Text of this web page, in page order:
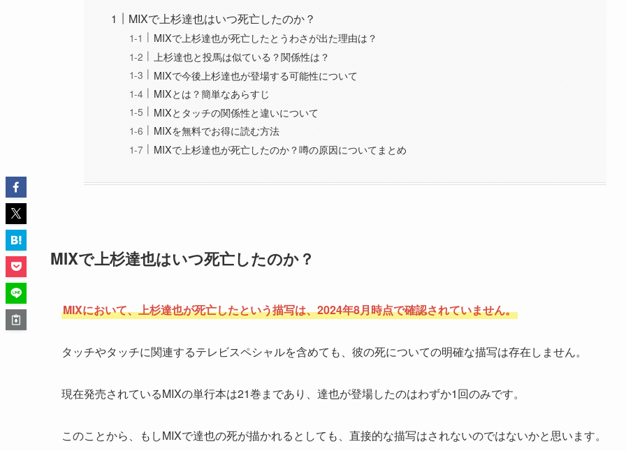
MIXで上杉達也はいつ死亡したのか？
MIXで上杉達也が死亡したとうわさが出た理由は？
上杉達也と投馬は似ている？関係性は？
MIXで今後上杉達也が登場する可能性について
MIXとは？簡単なあらすじ
MIXとタッチの関係性と違いについて
MIXを無料でお得に読む方法
MIXで上杉達也が死亡したのか？噂の原因についてまとめ
MIXで上杉達也はいつ死亡したのか？
MIXにおいて、上杉達也が死亡したという描写は、2024年8月時点で確認されていません。
タッチやタッチに関連するテレビスペシャルを含めても、彼の死についての明確な描写は存在しません。
現在発売されているMIXの単行本は21巻まであり、達也が登場したのはわずか1回のみです。
このことから、もしMIXで達也の死が描かれるとしても、直接的な描写はされないのではないかと思います。